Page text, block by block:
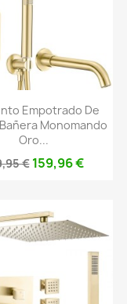
Empotrado De
Monomando
Oro...
€ 159,96 €